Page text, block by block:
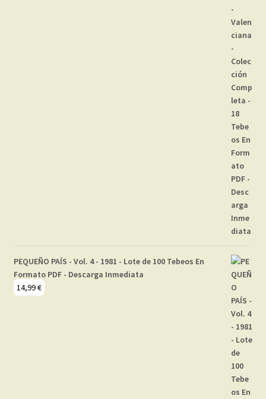
PEQUEÑO PAÍS - Vol. 4 - 1981 - Lote de 100 Tebeos En
Formato PDF - Descarga Inmediata
14,99€